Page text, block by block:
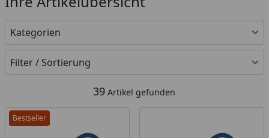
Kategorien
Filter / Sortierung
39 Artikel gefunden
Bestseller